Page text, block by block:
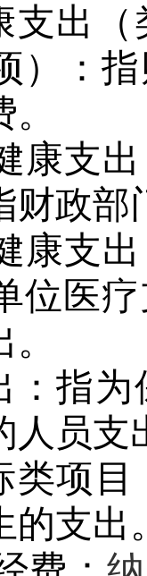
支出
）：
康支
财政部
康支
位医
：指
人员支
类项
的支出